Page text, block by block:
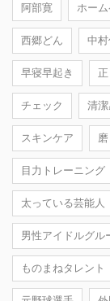
阿部寛 ホー
西郷どん 中
早寝早起き
チェック 清
スキンケア 磨
目力トレーニング
太っている芸能人
男性アイドルグル
ものまねタレント